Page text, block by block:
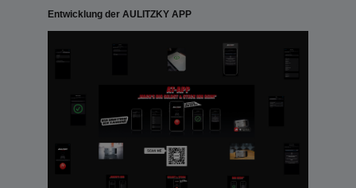
Entwicklung der AULITZKY APP